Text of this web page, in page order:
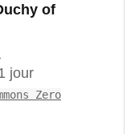
of
jour
Zero